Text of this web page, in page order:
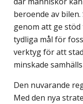
beroende av
genom att ge
tydliga mål för
verktyg för att
minskade
Den nuvarande
Med den nya